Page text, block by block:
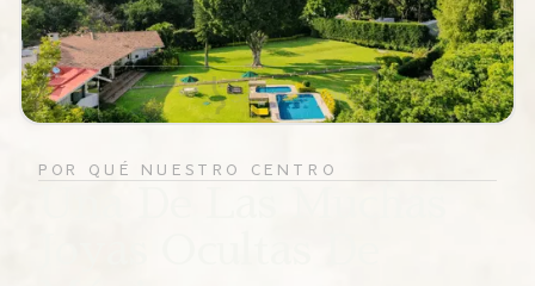
Sauna de vapor
POR QUÉ NUESTRO CENTRO